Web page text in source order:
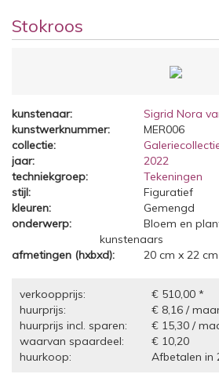
Stokroos
kunstenaar:
Sigrid Nora
kunstwerknummer:
MER006
collectie:
jaar:
2022
techniekgroep:
Tekeningen
stijl:
Figuratief
kleuren:
Gemengd
onderwerp:
Bloem en
kunstenaars
afmetingen (hxbxd):
20 cm x 22 cm
verkoopprijs:
€ 510,00 *
huurprijs:
€ 8,16 /
huurprijs incl. sparen:
€ 15,30 /
waarvan spaardeel:
€ 10,20
huurkoop:
Afbetalen in